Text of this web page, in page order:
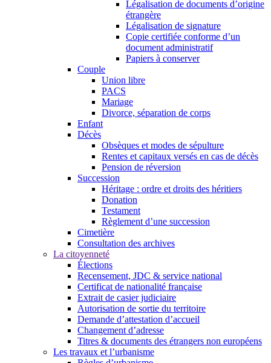
Légalisation de documents d’origine
étrangère
Légalisation de signature
Copie certifiée conforme d’un
document administratif
Papiers à conserver
Couple
Union libre
PACS
Mariage
Divorce, séparation de corps
Enfant
Décès
Obsèques et modes de sépulture
Rentes et capitaux versés en cas de décès
Pension de réversion
Succession
Héritage : ordre et droits des héritiers
Donation
Testament
Règlement d’une succession
Cimetière
Consultation des archives
La citoyenneté
Élections
Recensement, JDC & service national
Certificat de nationalité française
Extrait de casier judiciaire
Autorisation de sortie du territoire
Demande d’attestation d’accueil
Changement d’adresse
Titres & documents des étrangers non européens
Les travaux et l’urbanisme